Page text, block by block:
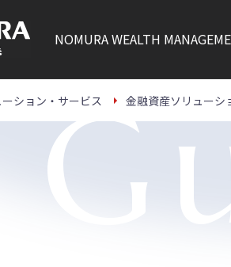
NOMURAWEALTH
ーション・サービス 金融資産ソリューシ